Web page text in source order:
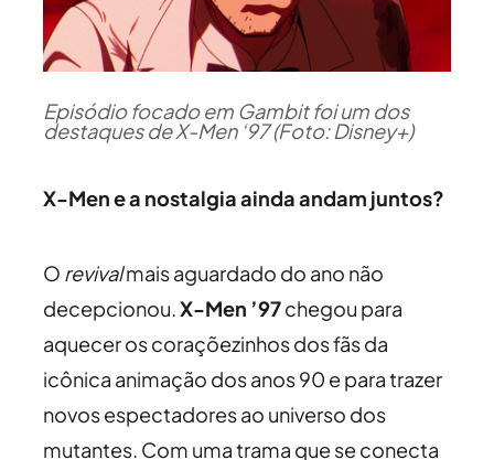
Episódio focado em Gambit foi um dos
destaques de X-Men ‘97 (Foto: Disney+)
X-Men e a nostalgia ainda andam juntos?
O revivalmais aguardado do ano não
decepcionou.X-Men ’97chegou para
aquecer os coraçõezinhos dos fãs da
icônica animação dos anos 90 e para trazer
novos espectadores ao universo dos
mutantes. Com uma trama que se conecta